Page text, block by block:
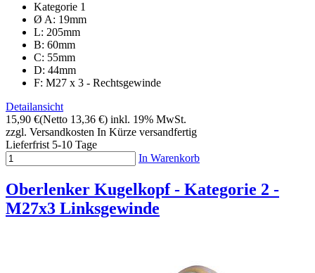
Kategorie 1
Ø A: 19mm
L: 205mm
B: 60mm
C: 55mm
D: 44mm
F: M27 x 3 - Rechtsgewinde
Detailansicht
15,90 €(Netto 13,36 €) inkl. 19% MwSt.
zzgl. Versandkosten In Kürze versandfertig
Lieferfrist 5-10 Tage
In Warenkorb
Oberlenker Kugelkopf - Kategorie 2 -
M27x3 Linksgewinde